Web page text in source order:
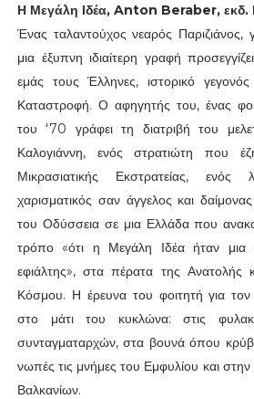
Η Μεγάλη Ιδέα, Anton Beraber, εκδ.
Ένας ταλαντούχος νεαρός Παριζιάνος,
μια έξυπνη ιδιαίτερη γραφή
εμάς τους Έλληνες, ιστορικό
Καταστροφή. Ο αφηγητής του, ένας
του '70 γράφει τη διατριβή του
Καλογιάννη, ενός στρατιώτη που
Μικρασιατικής Εκστρατείας,
χαρισματικός σαν άγγελος και
του Οδύσσεια σε μια Ελλάδα που
τρόπο «ότι η Μεγάλη Ιδέα ήταν μια
εφιάλτης», στα πέρατα της Ανατολής
Κόσμου. Η έρευνα του φοιτητή για τον
στο μάτι του κυκλώνα: στις
συνταγματαρχών, στα βουνά όπου
νωπές τις μνήμες του Εμφυλίου και
Βαλκανίων.